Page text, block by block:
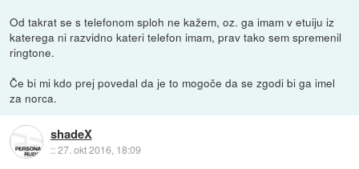
Od takrat se s telefonom sploh ne kažem, oz. ga imam v etuiju iz
katerega ni razvidno kateri telefon imam, prav tako sem spremenil
ringtone.
Če bi mi kdo prej povedal da je to mogoče da se zgodi bi ga imel
za norca.
shadeX
::27. okt 2016, 18:09